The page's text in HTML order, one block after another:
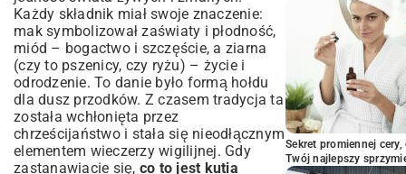
świątecznym stole
Podsumowanie: Celebruj tradycję z
domową kutią z ryżem
Każdy składnik miał swoje znaczenie:
mak symbolizował zaświaty i płodność,
miód – bogactwo i szczęście, a ziarna
(czy to pszenicy, czy ryżu) – życie i
odrodzenie. To danie było formą hołdu
dla dusz przodków. Z czasem tradycja ta
została wchłonięta przez
chrześcijaństwo i stała się nieodłącznym
elementem wieczerzy wigilijnej. Gdy
zastanawiacie się, co to jest kutia
Sekret promiennej
Twój najlepszy